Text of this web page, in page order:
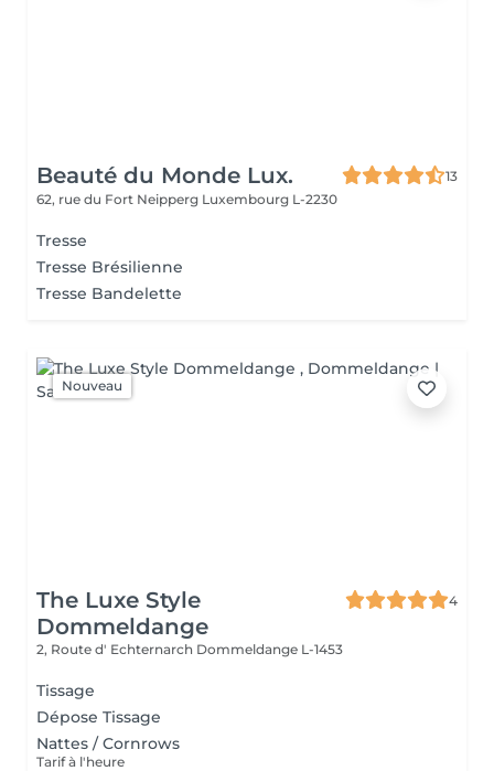
Beauté du Monde Lux.
13
62, rue du Fort Neipperg Luxembourg L-2230
Tresse
Tresse Brésilienne
Tresse Bandelette
Nouveau
The Luxe Style
Dommeldange
4
2, Route d' Echternarch Dommeldange L-1453
Tissage
Dépose Tissage
Nattes / Cornrows
Tarif à l'heure